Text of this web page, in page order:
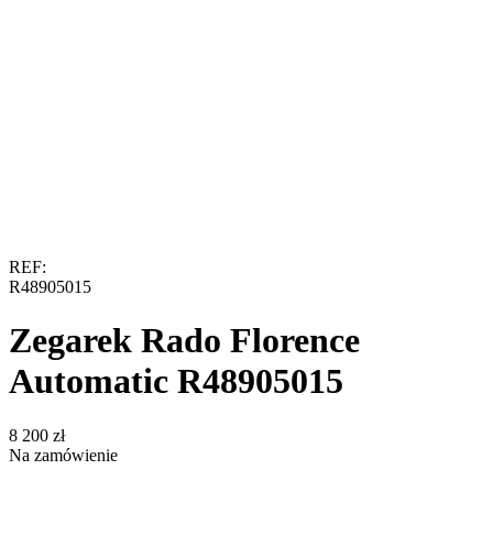
REF:
R48905015
Zegarek Rado Florence
Automatic R48905015
‍8 200‍ zł
Na zamówienie